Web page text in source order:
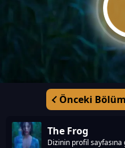
Önceki Bölüm
The Frog
Dizinin profil sayfasına